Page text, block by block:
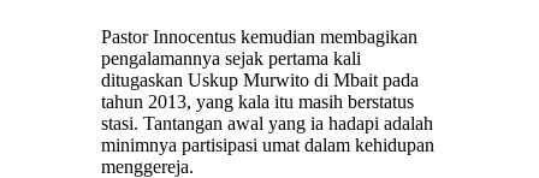
Pastor Innocentus kemudian membagikan
pengalamannya sejak pertama kali
ditugaskan Uskup Murwito di Mbait pada
tahun 2013, yang kala itu masih berstatus
stasi. Tantangan awal yang ia hadapi adalah
minimnya partisipasi umat dalam kehidupan
menggereja.